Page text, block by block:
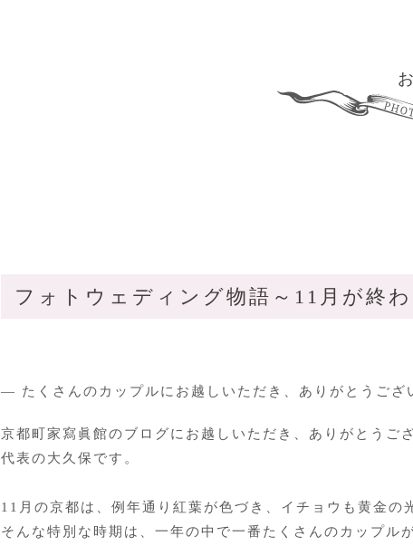
フォトウェディング物語～11月が終わ
― たくさんのカップルにお越しいただき、ありがとうご
京都町家寫眞館のブログにお越しいただき、ありがとうご
代表の大久保です。
11月の京都は、例年通り紅葉が色づき、イチョウも黄金の
そんな特別な時期は、一年の中で一番たくさんのカップル